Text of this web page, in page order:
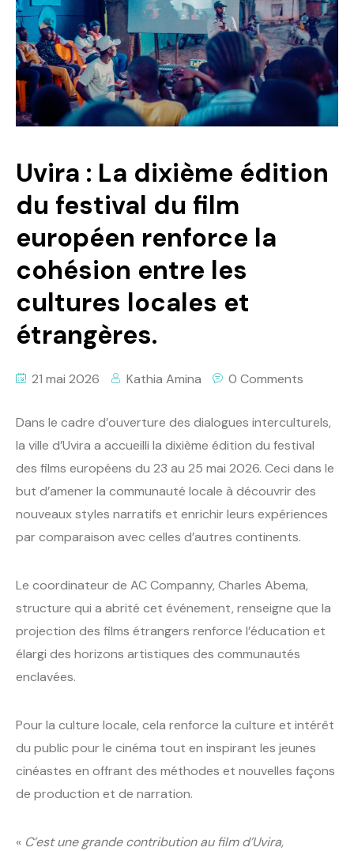
Politique
Technologies
Entreprenariat
Uvira : La dixième édition
du festival du film
européen renforce la
cohésion entre les
cultures locales et
étrangères.
21 mai 2026 Kathia Amina 0 Comments
Dans le cadre d’ouverture des dialogues interculturels,
la ville d’Uvira a accueilli la dixième édition du festival
des films européens du 23 au 25 mai 2026. Ceci dans le
but d’amener la communauté locale à découvrir des
nouveaux styles narratifs et enrichir leurs expériences
par comparaison avec celles d’autres continents.
Le coordinateur de AC Companny, Charles Abema,
structure qui a abrité cet événement, renseigne que la
projection des films étrangers renforce l’éducation et
élargi des horizons artistiques des communautés
enclavées.
Pour la culture locale, cela renforce la culture et intérêt
du public pour le cinéma tout en inspirant les jeunes
cinéastes en offrant des méthodes et nouvelles façons
de production et de narration.
« C’est une grande contribution au film d’Uvira,